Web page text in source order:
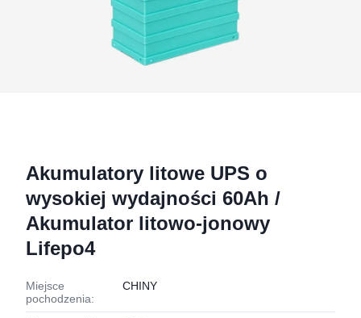
Akumulatory litowe UPS o
wysokiej wydajności 60Ah /
Akumulator litowo-jonowy
Lifepo4
Miejsce
pochodzenia:
CHINY